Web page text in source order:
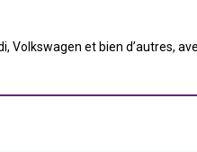
Volkswagen et bien d’autres,